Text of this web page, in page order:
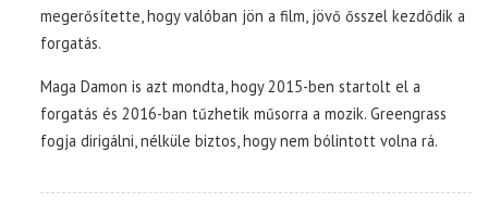
megerősítette, hogy valóban jön a film, jövő ősszel kezdődik a
forgatás.
Maga Damon is azt mondta, hogy 2015-ben startolt el a
forgatás és 2016-ban tűzhetik műsorra a mozik. Greengrass
fogja dirigálni, nélküle biztos, hogy nem bólintott volna rá.